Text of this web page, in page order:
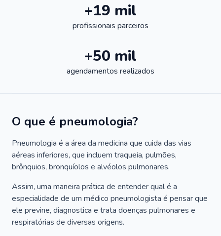
+19 mil
profissionais parceiros
+50 mil
agendamentos realizados
O que é pneumologia?
Pneumologia é a área da medicina que cuida das vias
aéreas inferiores, que incluem traqueia, pulmões,
brônquios, bronquíolos e alvéolos pulmonares.
Assim, uma maneira prática de entender qual é a
especialidade de um médico pneumologista é pensar que
ele previne, diagnostica e trata doenças pulmonares e
respiratórias de diversas origens.